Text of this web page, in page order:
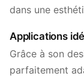
dans une
Applications
Grâce à son
parfaitement